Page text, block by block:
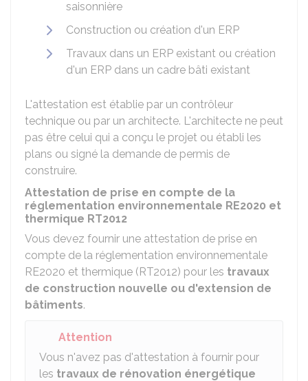
saisonnière
Construction ou création d'un ERP
Travaux dans un ERP existant ou création
d'un ERP dans un cadre bâti existant
L'attestation est établie par un contrôleur
technique ou par un architecte. L'architecte ne peut
pas être celui qui a conçu le projet ou établi les
plans ou signé la demande de permis de
construire.
Attestation de prise en compte de la
réglementation environnementale RE2020 et
thermique RT2012
Vous devez fournir une attestation de prise en
compte de la réglementation environnementale
RE2020 et thermique (RT2012) pour les travaux
de construction nouvelle ou d'extension de
bâtiments.
Attention
Vous n'avez pas d'attestation à fournir pour
les travaux de rénovation énergétique